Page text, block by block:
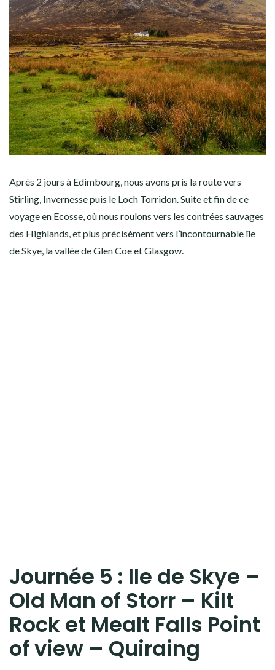
Après 2 jours à Edimbourg, nous avons pris la route vers
Stirling, Invernesse puis le Loch Torridon. Suite et fin de ce
voyage en Ecosse, où nous roulons vers les contrées sauvages
des Highlands, et plus précisément vers l’incontournable île
de Skye, la vallée de Glen Coe et Glasgow.
Journée 5 : Ile de Skye –
Old Man of Storr – Kilt
Rock et Mealt Falls Point
of view – Quiraing